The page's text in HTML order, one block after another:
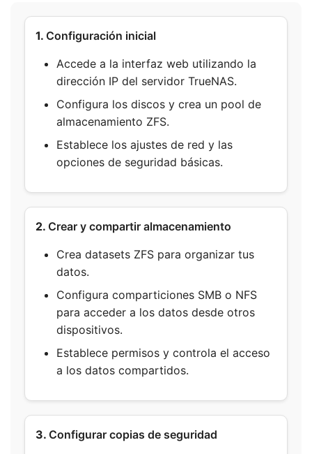
1. Configuración inicial
Accede a la interfaz web utilizando la
dirección IP del servidor TrueNAS.
Configura los discos y crea un pool de
almacenamiento ZFS.
Establece los ajustes de red y las
opciones de seguridad básicas.
2. Crear y compartir almacenamiento
Crea datasets ZFS para organizar tus
datos.
Configura comparticiones SMB o NFS
para acceder a los datos desde otros
dispositivos.
Establece permisos y controla el acceso
a los datos compartidos.
3. Configurar copias de seguridad